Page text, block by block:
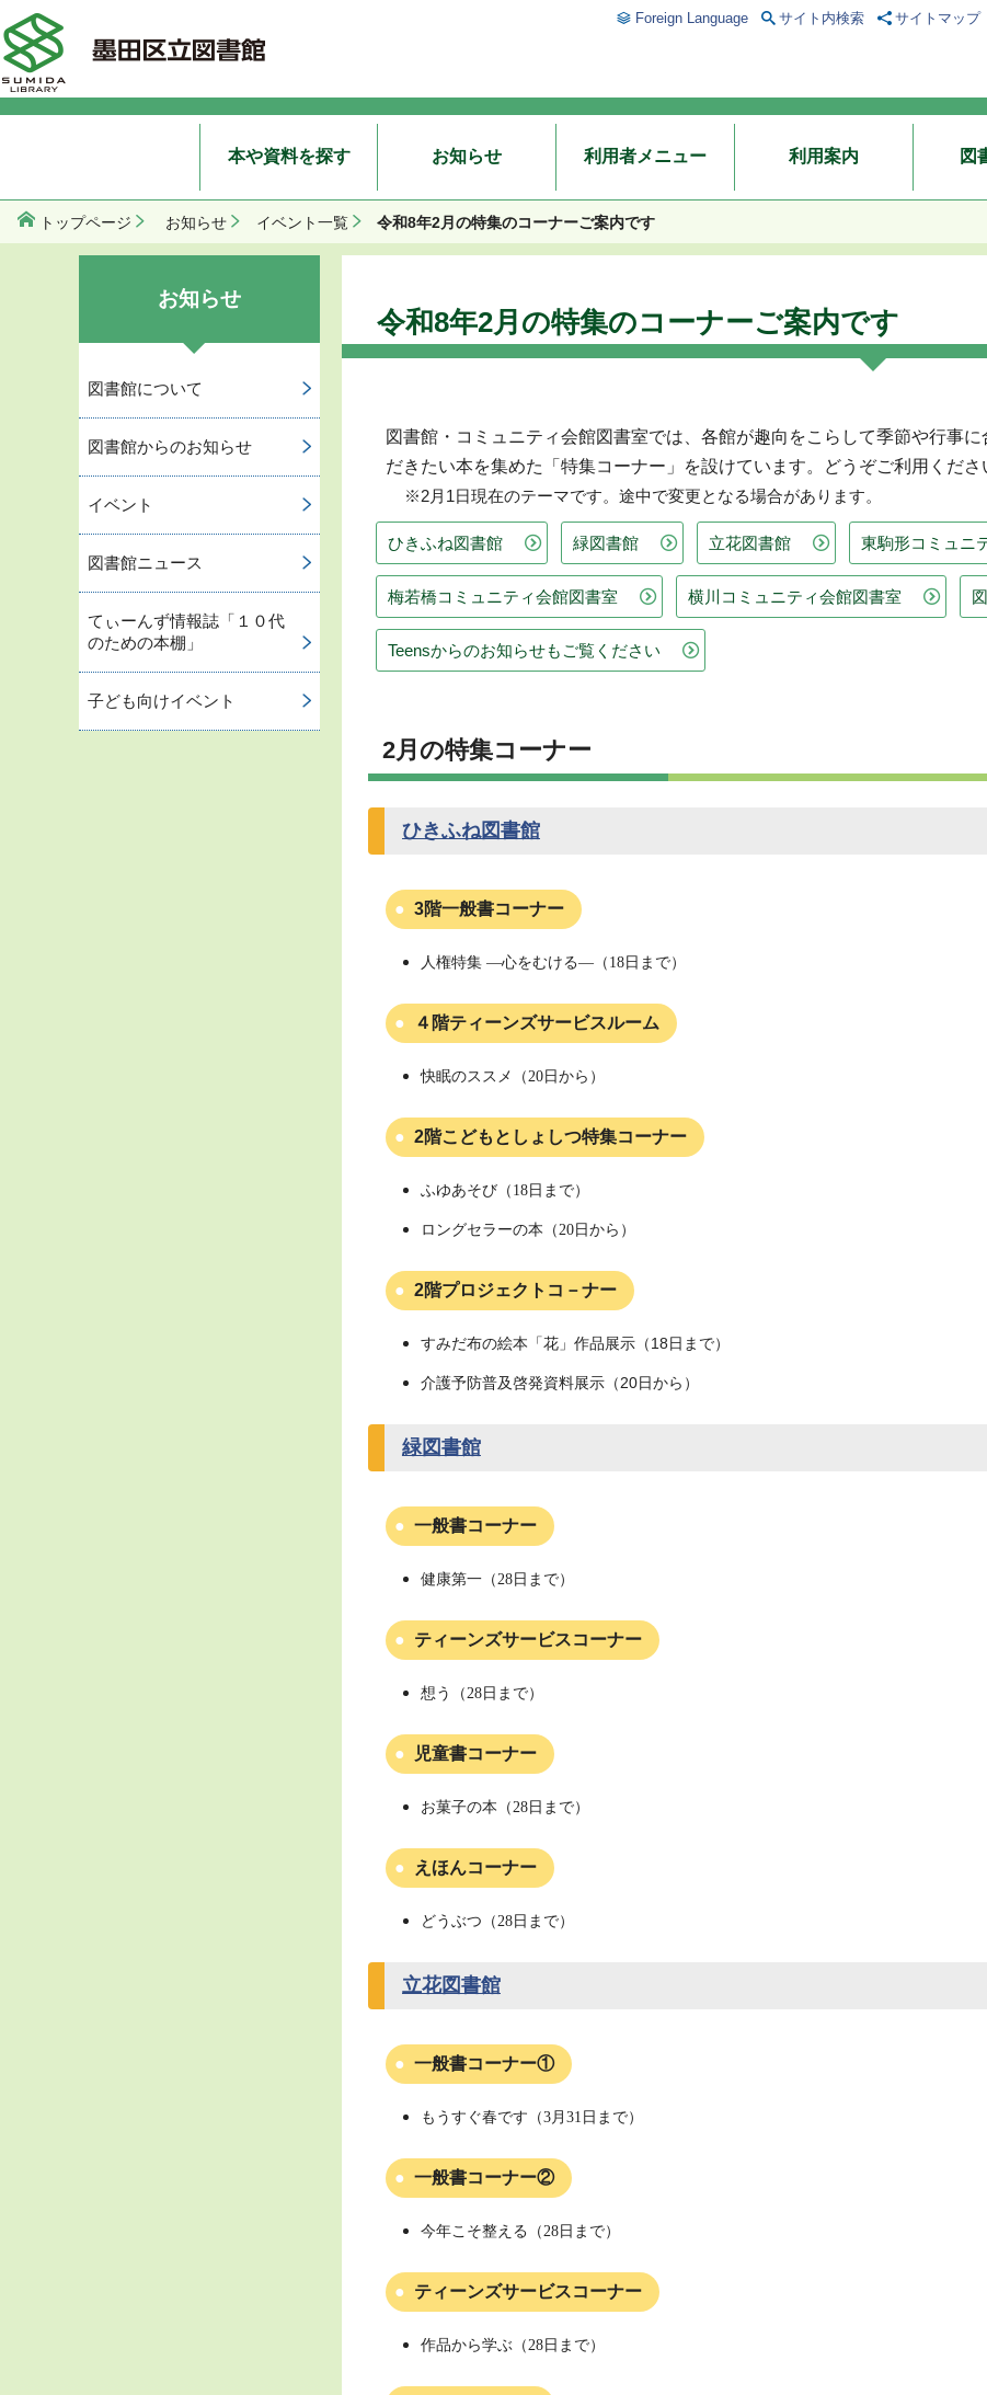
Foreign Language サイト内検索 サイトマップ
本や資料を探す お知らせ 利用者メニュー 利用案内 図
トップページ お知らせ イベント一覧 令和8年2月の特集のコーナーご案内です
令和8年2月の特集のコーナーご案内です
図書館・コミュニティ会館図書室では、各館が趣向をこらして季節や行事
だきたい本を集めた「特集コーナー」を設けています。どうぞご利用くださ
※2月1日現在のテーマです。途中で変更となる場合があります。
ひきふね図書館 緑図書館 立花図書館 東駒形コミュニ
梅若橋コミュニティ会館図書室 横川コミュニティ会館図書室
Teensからのお知らせもご覧ください
2月の特集コーナー
ひきふね図書館
3階一般書コーナー
人権特集 ―心をむける―（18日まで）
４階ティーンズサービスルーム
快眠のススメ（20日から）
2階こどもとしょしつ特集コーナー
ふゆあそび（18 日まで）
ロングセラーの本（20日から）
2階プロジェクトコ－ナー
すみだ布の絵本「花」作品展示（18日まで）
介護予防普及啓発資料展示（20日から）
緑図書館
一般書コーナー
健康第一（28 日まで）
ティーンズサービスコーナー
想う（28日まで）
児童書コーナー
お菓子の本（28日まで）
えほんコーナー
どうぶつ （28日まで）
立花図書館
一般書コーナー①
もうすぐ春です（3月31日まで）
一般書コーナー②
今年こそ整える（28日まで）
ティーンズサービスコーナー
作品から学ぶ（28日まで）
お知らせ
図書館について
図書館からのお知らせ
イベント
図書館ニュース
てぃーんず情報誌「１０代
のための本棚」
子ども向けイベント